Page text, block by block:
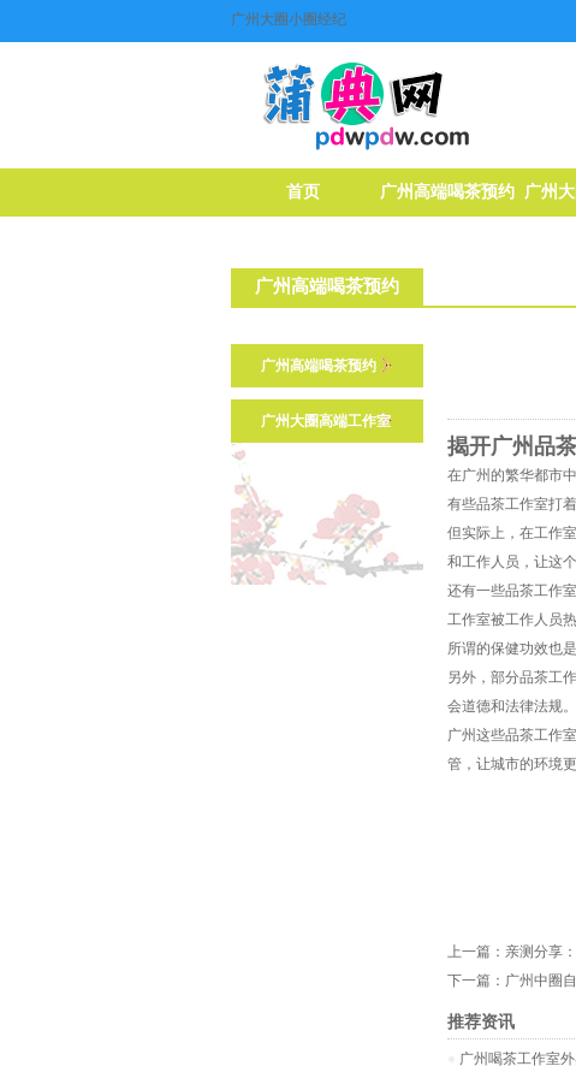
广州大圈小圈经纪
首页 广州高端喝茶预约 广州
广州高端喝茶预约
广州高端喝茶预约
广州大圈高端工作室
揭开广州品
在广州的繁华都市
有些品茶工作室打
但实际上，在工作
和工作人员，让这
还有一些品茶工作
工作室被工作人员
所谓的保健功效也
另外，部分品茶工
会道德和法律法规。
广州这些品茶工作
管，让城市的环境
上一篇： 亲测分享
下一篇： 广州中圈
推荐资讯
广州喝茶工作室